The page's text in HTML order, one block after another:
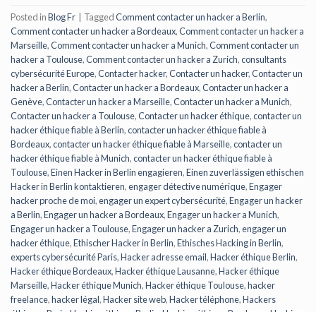
Posted inBlog Fr TaggedComment contacter un hacker a Berlin,
Comment contacter un hacker a Bordeaux,Comment contacter un hacker a
Marseille,Comment contacter un hacker a Munich,Comment contacter un
hacker a Toulouse,Comment contacter un hacker a Zurich,consultants
cybersécurité Europe,Contacter hacker,Contacter un hacker,Contacter un
hacker a Berlin,Contacter un hacker a Bordeaux,Contacter un hacker a
Genève,Contacter un hacker a Marseille,Contacter un hacker a Munich,
Contacter un hacker a Toulouse,Contacter un hacker éthique,contacter un
hacker éthique fiable à Berlin,contacter un hacker éthique fiable à
Bordeaux,contacter un hacker éthique fiable à Marseille,contacter un
hacker éthique fiable à Munich,contacter un hacker éthique fiable à
Toulouse,Einen Hacker in Berlin engagieren,Einen zuverlässigen ethischen
Hacker in Berlin kontaktieren,engager détective numérique,Engager
hacker proche de moi,engager un expert cybersécurité,Engager un hacker
a Berlin,Engager un hacker a Bordeaux,Engager un hacker a Munich,
Engager un hacker a Toulouse,Engager un hacker a Zurich,engager un
hacker éthique,Ethischer Hacker in Berlin,Ethisches Hacking in Berlin,
experts cybersécurité Paris,Hacker adresse email,Hacker éthique Berlin,
Hacker éthique Bordeaux,Hacker éthique Lausanne,Hacker éthique
Marseille,Hacker éthique Munich,Hacker éthique Toulouse,hacker
freelance,hacker légal,Hacker site web,Hacker téléphone,Hackers